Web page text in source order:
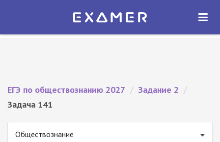
Экзамер — ЕГЭ 2027
ОТКРЫТЬ
ЕГЭ по обществознанию 2027 / Задание 2 /
Задача 141
Обществознание